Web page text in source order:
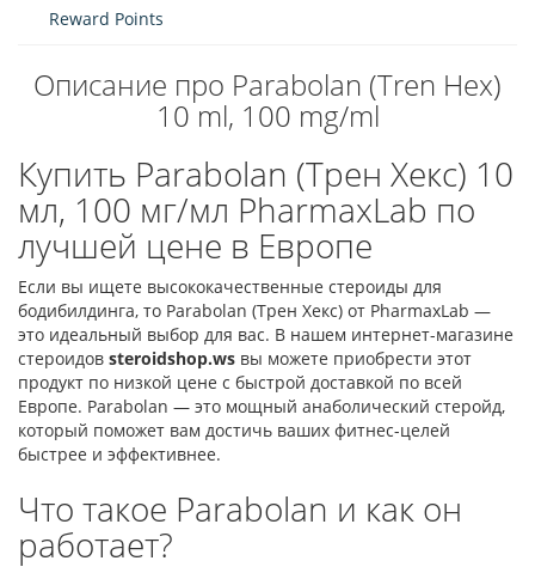
Reward Points
Описание про Parabolan (Tren Hex)
10 ml, 100 mg/ml
Купить Parabolan (Трен Хекс) 10
мл, 100 мг/мл PharmaxLab по
лучшей цене в Европе
Если вы ищете высококачественные стероиды для
бодибилдинга, то Parabolan (Трен Хекс) от PharmaxLab —
это идеальный выбор для вас. В нашем интернет-магазине
стероидов steroidshop.ws вы можете приобрести этот
продукт по низкой цене с быстрой доставкой по всей
Европе. Parabolan — это мощный анаболический стеройд,
который поможет вам достичь ваших фитнес-целей
быстрее и эффективнее.
Что такое Parabolan и как он
работает?